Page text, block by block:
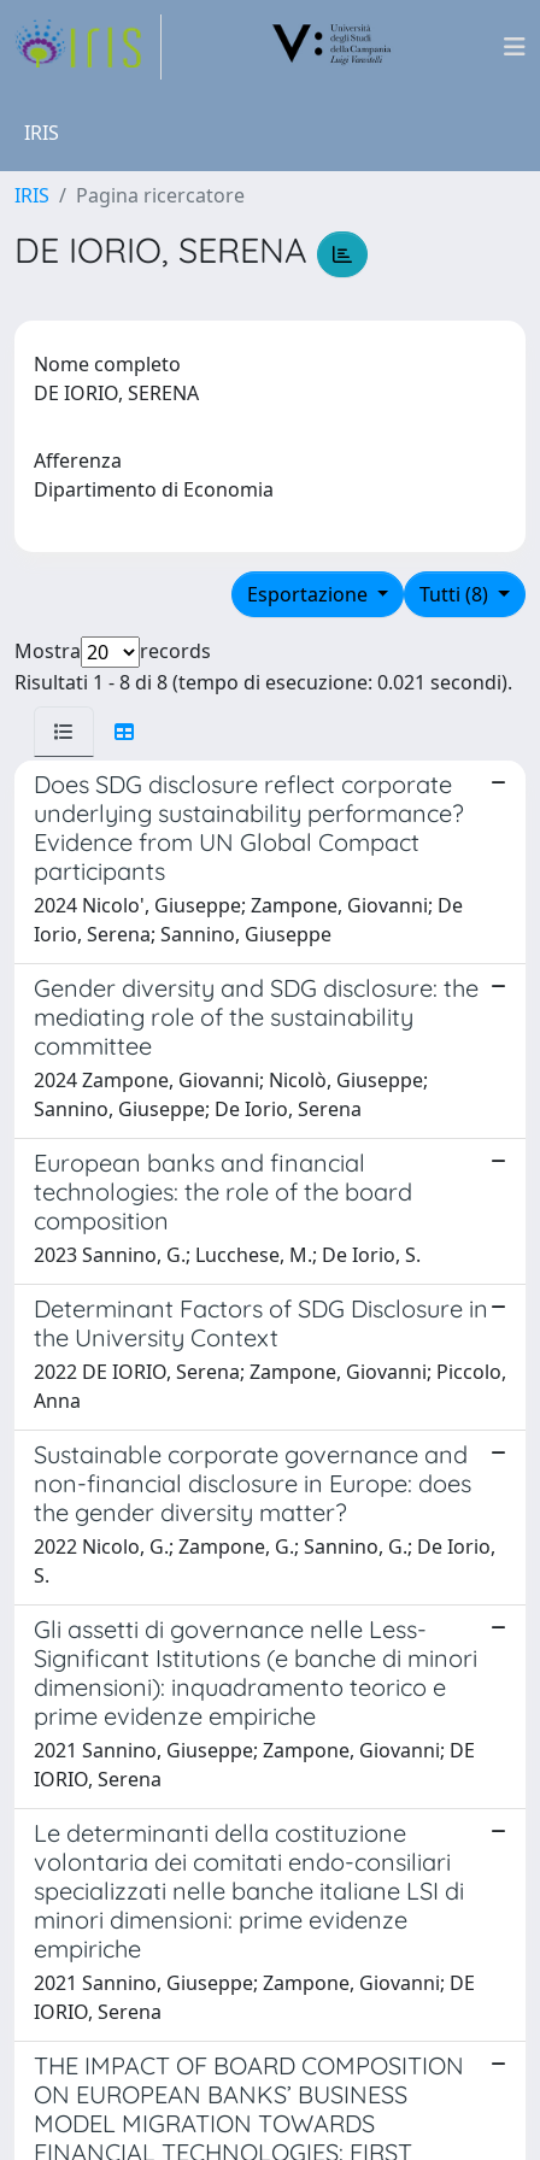
IRIS
IRIS Pagina ricercatore
DE IORIO, SERENA
Nome completo
DE IORIO, SERENA
Afferenza
Dipartimento di Economia
Tutti (8)
Esportazione
Mostra
records
Risultati 1 - 8 di 8 (tempo di esecuzione: 0.021 secondi).
Does SDG disclosure reflect corporate
underlying sustainability performance?
Evidence from UN Global Compact
participants
2024 Nicolo', Giuseppe; Zampone, Giovanni; De
Iorio, Serena; Sannino, Giuseppe
Gender diversity and SDG disclosure: the
mediating role of the sustainability
committee
2024 Zampone, Giovanni; Nicolò, Giuseppe;
Sannino, Giuseppe; De Iorio, Serena
European banks and financial
technologies: the role of the board
composition
2023 Sannino, G.; Lucchese, M.; De Iorio, S.
Determinant Factors of SDG Disclosure in
the University Context
2022 DE IORIO, Serena; Zampone, Giovanni; Piccolo,
Anna
Sustainable corporate governance and
non-financial disclosure in Europe: does
the gender diversity matter?
2022 Nicolo, G.; Zampone, G.; Sannino, G.; De Iorio,
S.
Gli assetti di governance nelle Less-
Significant Istitutions (e banche di minori
dimensioni): inquadramento teorico e
prime evidenze empiriche
2021 Sannino, Giuseppe; Zampone, Giovanni; DE
IORIO, Serena
Le determinanti della costituzione
volontaria dei comitati endo-consiliari
specializzati nelle banche italiane LSI di
minori dimensioni: prime evidenze
empiriche
2021 Sannino, Giuseppe; Zampone, Giovanni; DE
IORIO, Serena
THE IMPACT OF BOARD COMPOSITION
ON EUROPEAN BANKS’ BUSINESS
MODEL MIGRATION TOWARDS
FINANCIAL TECHNOLOGIES: FIRST